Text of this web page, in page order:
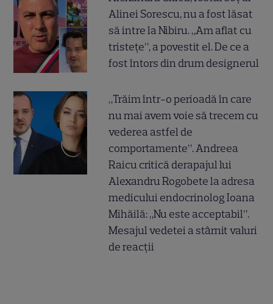
Alinei Sorescu, nu a fost lăsat
să intre la Nibiru. „Am aflat cu
tristețe”, a povestit el. De ce a
fost întors din drum designerul
„Trăim într-o perioadă în care
nu mai avem voie să trecem cu
vederea astfel de
comportamente”. Andreea
Raicu critică derapajul lui
Alexandru Rogobete la adresa
medicului endocrinolog Ioana
Mihăilă: „Nu este acceptabil”.
Mesajul vedetei a stârnit valuri
de reacții